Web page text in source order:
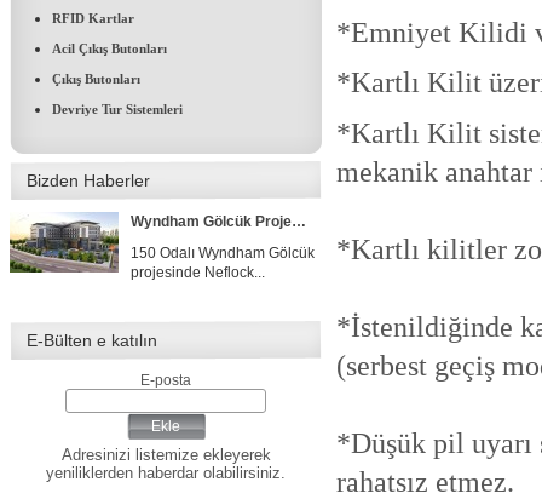
RFID Kartlar
Acil Çıkış Butonları
Çıkış Butonları
Devriye Tur Sistemleri
Bizden Haberler
Hotelde 1400 adet...
Wyndham Gölcük Projesi Tamamlandı
150 Odalı Wyndham Gölcük
projesinde Neflock...
Hızla gelişen turizm
bölgelerimizden Didİm'...
E-Bülten e katılın
E-posta
Ekle
Adresinizi listemize ekleyerek
yeniliklerden haberdar olabilirsiniz.
*Emniyet Kilidi
*Kartlı Kilit
*Kartlı Kilit
mekanik
*Kartlı kilitler
*İstenildiğinde
(serbest geçiş
*Düşük pil uyarı
rahatsız etmez.